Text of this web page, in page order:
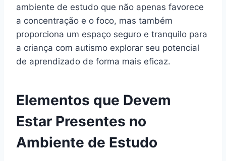
ambiente de estudo que não apenas favorece
a concentração e o foco, mas também
proporciona um espaço seguro e tranquilo para
a criança com autismo explorar seu potencial
de aprendizado de forma mais eficaz.
Elementos que Devem
Estar Presentes no
Ambiente de Estudo